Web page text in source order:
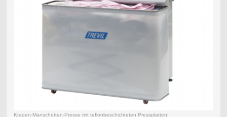
Kragen-Manschetten-Presse mit teflonbeschichteten Pressplatten!